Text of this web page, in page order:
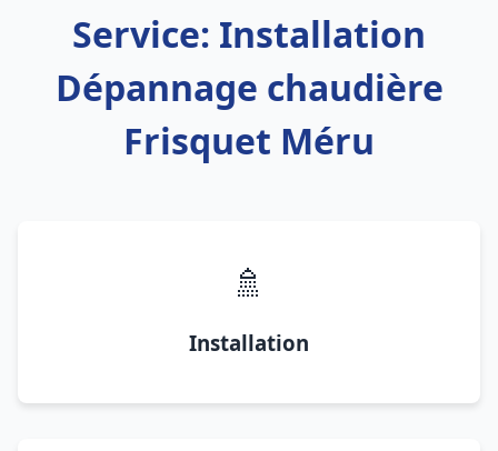
Service: Installation
Dépannage chaudière
Frisquet Méru
🚿
Installation